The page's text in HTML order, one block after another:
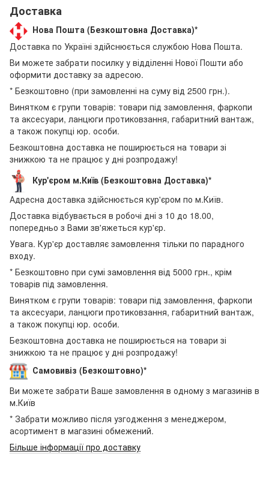
Доставка
Нова Пошта (Безкоштовна Доставка)*
Доставка по Україні здійснюється службою Нова Пошта.
Ви можете забрати посилку у відділенні Нової Пошти або
оформити доставку за адресою.
* Безкоштовно (при замовленні на суму від 2500 грн.).
Винятком є групи товарів: товари під замовлення, фаркопи
та аксесуари, ланцюги протиковзання, габаритний вантаж,
а також покупці юр. особи.
Безкоштовна доставка не поширюється на товари зі
знижкою та не працює у дні розпродажу!
Кур'єром м.Київ (Безкоштовна Доставка)*
Адресна доставка здійснюється кур'єром по м.Київ.
Доставка відбувається в робочі дні з 10 до 18.00,
попередньо з Вами зв'яжеться кур'єр.
Увага. Кур'єр доставляє замовлення тільки по парадного
входу.
* Безкоштовно при сумі замовлення від 5000 грн., крім
товарів під замовлення.
Винятком є групи товарів: товари під замовлення, фаркопи
та аксесуари, ланцюги протиковзання, габаритний вантаж,
а також покупці юр. особи.
Безкоштовна доставка не поширюється на товари зі
знижкою та не працює у дні розпродажу!
Самовивіз (Безкоштовно)*
Ви можете забрати Ваше замовлення в одному з магазинів в
м.Київ
* Забрати можливо після узгодження з менеджером,
асортимент в магазині обмежений.
Більше інформації про доставку